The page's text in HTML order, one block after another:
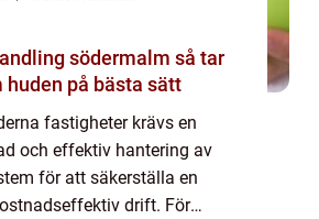
södermalm så tar
huden på bästa sätt
fastigheter krävs en
och effektiv hantering av
för att säkerställa en
drift. För